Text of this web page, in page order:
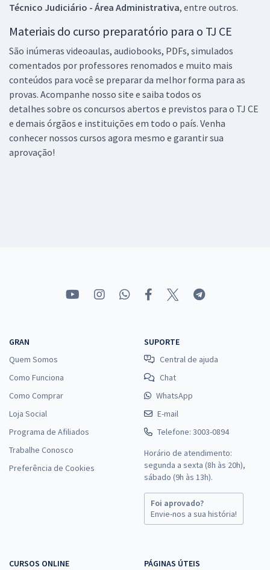
TJ CE - Tribunal de Justiça do Estado do Ceará - Analista Judiciário –
Área Apoio Especializado – Especialidade Engenharia Civil (Pós-
R$ 479,92
à vista
39,99
Economize R$ 119,98 (-20%)
Comprar
TJ PB - Tribunal de Justiça do Estado da Paraíba - Auxiliar Judiciário -
R$23,99
Economize R$ 71,96 (-20%)
Comprar
TJ CE - Tribunal de Justiça do Estado do Ceará - Conhecimentos
Específicos para Analista Judiciário - Área Administrativa -
Especialidade Contabilidade (Pós-Edital)
à vista
R$24,65
Economize R$ 73,96 (-20%)
Técnico Judiciário - Área Administrativa, entre outros.
Materiais do curso preparatório para o TJ CE
São inúmeras videoaulas, audiobooks, PDFs, simulados
comentados por professores renomados e muito mais
conteúdos para você se preparar da melhor forma para as
provas. Acompanhe nosso site e saiba todos os
detalhes sobre os concursos abertos e previstos para o TJ CE
e demais órgãos e instituições em todo o país. Venha
conhecer nossos cursos agora mesmo e garantir sua
aprovação!
GRAN
Quem Somos
Como Funciona
Como Comprar
Loja Social
Programa de Afiliados
Trabalhe Conosco
Preferência de Cookies
SUPORTE
Central de ajuda
Chat
WhatsApp
E-mail
Telefone: 3003-0894
Horário de atendimento:
segunda a sexta (8h às 20h),
sábado (9h às 13h).
Foi aprovado?
Envie-nos a sua história!
CURSOS ONLINE PÁGINAS ÚTEIS